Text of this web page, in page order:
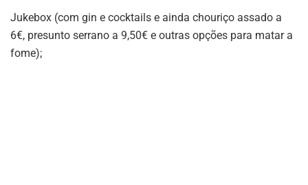
Jukebox (com gin e cocktails e ainda chouriço assado a
6€, presunto serrano a 9,50€ e outras opções para matar a
fome);